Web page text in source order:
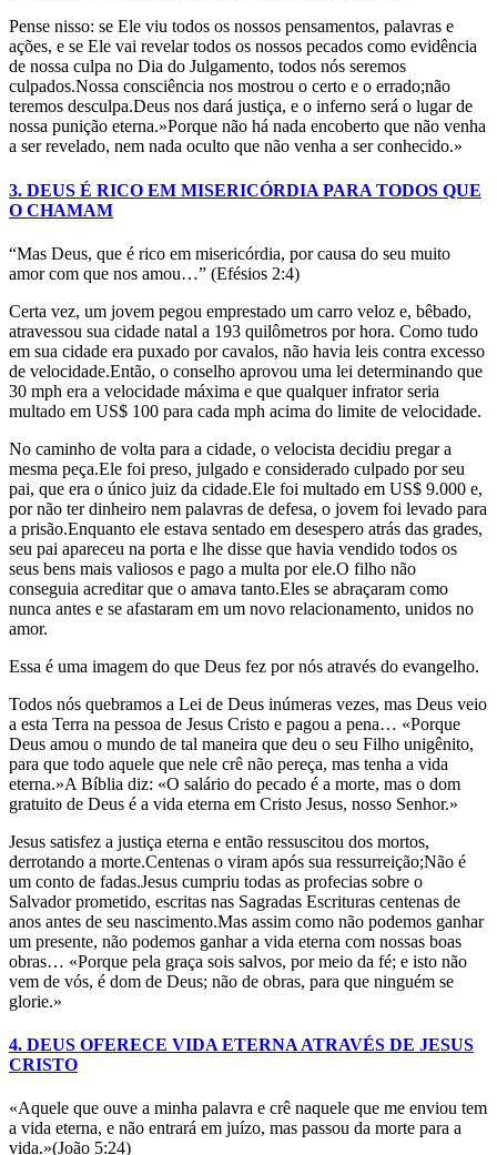
Pense nisso: se Ele viu todos os nossos pensamentos, palavras e
ações, e se Ele vai revelar todos os nossos pecados como evidência
de nossa culpa no Dia do Julgamento, todos nós seremos
culpados.Nossa consciência nos mostrou o certo e o errado;não
teremos desculpa.Deus nos dará justiça, e o inferno será o lugar de
nossa punição eterna.»Porque não há nada encoberto que não venha
a ser revelado, nem nada oculto que não venha a ser conhecido.»
3. DEUS É RICO EM MISERICÓRDIA PARA TODOS QUE
O CHAMAM
“Mas Deus, que é rico em misericórdia, por causa do seu muito
amor com que nos amou…” (Efésios 2:4)
Certa vez, um jovem pegou emprestado um carro veloz e, bêbado,
atravessou sua cidade natal a 193 quilômetros por hora. Como tudo
em sua cidade era puxado por cavalos, não havia leis contra excesso
de velocidade.Então, o conselho aprovou uma lei determinando que
30 mph era a velocidade máxima e que qualquer infrator seria
multado em US$ 100 para cada mph acima do limite de velocidade.
No caminho de volta para a cidade, o velocista decidiu pregar a
mesma peça.Ele foi preso, julgado e considerado culpado por seu
pai, que era o único juiz da cidade.Ele foi multado em US$ 9.000 e,
por não ter dinheiro nem palavras de defesa, o jovem foi levado para
a prisão.Enquanto ele estava sentado em desespero atrás das grades,
seu pai apareceu na porta e lhe disse que havia vendido todos os
seus bens mais valiosos e pago a multa por ele.O filho não
conseguia acreditar que o amava tanto.Eles se abraçaram como
nunca antes e se afastaram em um novo relacionamento, unidos no
amor.
Essa é uma imagem do que Deus fez por nós através do evangelho.
Todos nós quebramos a Lei de Deus inúmeras vezes, mas Deus veio
a esta Terra na pessoa de Jesus Cristo e pagou a pena… «Porque
Deus amou o mundo de tal maneira que deu o seu Filho unigênito,
para que todo aquele que nele crê não pereça, mas tenha a vida
eterna.»A Bíblia diz: «O salário do pecado é a morte, mas o dom
gratuito de Deus é a vida eterna em Cristo Jesus, nosso Senhor.»
Jesus satisfez a justiça eterna e então ressuscitou dos mortos,
derrotando a morte.Centenas o viram após sua ressurreição;Não é
um conto de fadas.Jesus cumpriu todas as profecias sobre o
Salvador prometido, escritas nas Sagradas Escrituras centenas de
anos antes de seu nascimento.Mas assim como não podemos ganhar
um presente, não podemos ganhar a vida eterna com nossas boas
obras… «Porque pela graça sois salvos, por meio da fé; e isto não
vem de vós, é dom de Deus; não de obras, para que ninguém se
glorie.»
4. DEUS OFERECE VIDA ETERNA ATRAVÉS DE JESUS
CRISTO
«Aquele que ouve a minha palavra e crê naquele que me enviou tem
a vida eterna, e não entrará em juízo, mas passou da morte para a
vida.»(João 5:24)